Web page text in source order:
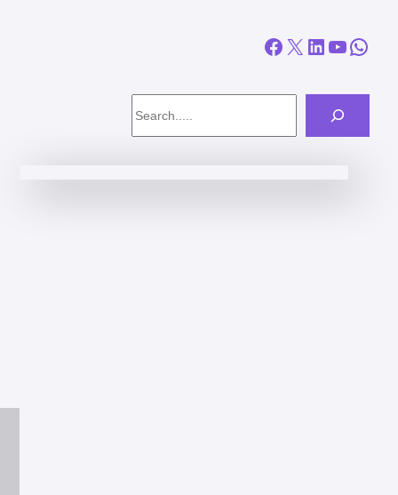
Facebook X LinkedIn YouTube WhatsApp